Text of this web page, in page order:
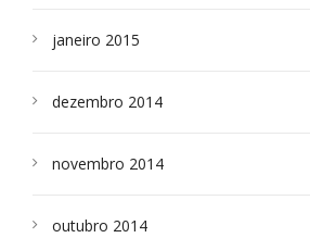
janeiro 2015
dezembro 2014
novembro 2014
outubro 2014